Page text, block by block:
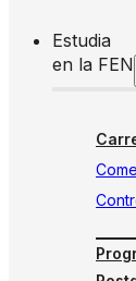
Estudia
en la FEN